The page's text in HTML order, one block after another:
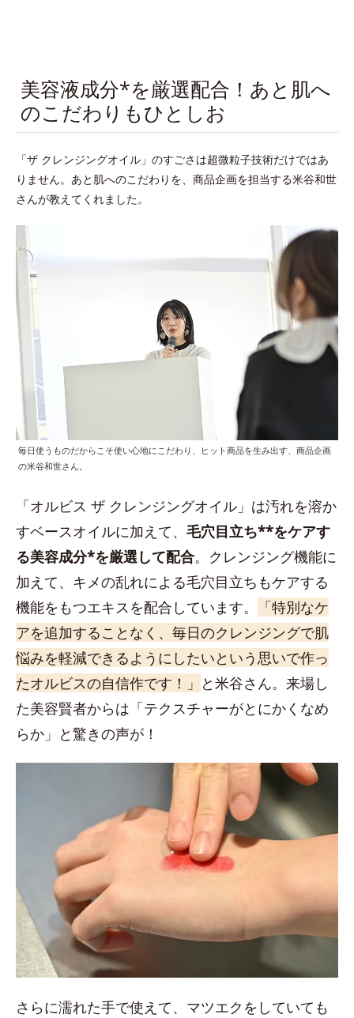
美容液成分*を厳選配合！あと肌へ
のこだわりもひとしお
「ザ クレンジングオイル」のすごさは超微粒子技術だけではあ
りません。あと肌へのこだわりを、商品企画を担当する米谷和世
さんが教えてくれました。
毎日使うものだからこそ使い心地にこだわり、ヒット商品を生み出す、商品企画
の米谷和世さん。
「オルビス ザ クレンジングオイル」は汚れを溶か
すベースオイルに加えて、 毛穴目立ち**をケアす
る美容成分*を厳選して配合。クレンジング機能に
加えて、キメの乱れによる毛穴目立ちもケアする
機能をもつエキスを配合しています。
「特別なケ
アを追加することなく、毎日のクレンジングで肌
悩みを軽減できるようにしたいという思いで作っ
たオルビスの自信作です！」 と米谷さん。来場し
た美容賢者からは「テクスチャーがとにかくなめ
らか」と驚きの声が！
さらに濡れた手で使えて、マツエクをしていても